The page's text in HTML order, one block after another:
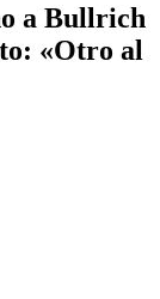
a Bullrich
«Otro al